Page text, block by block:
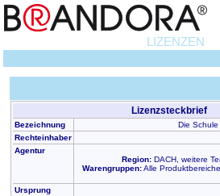
LIZENZEN
Lizenzsteckbrief
Bezeichnung
Die
Rechteinhaber
Agentur
Region: DACH, weitere
Warengruppen:Alle
Ursprung